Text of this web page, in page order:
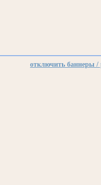
отключить баннеры /